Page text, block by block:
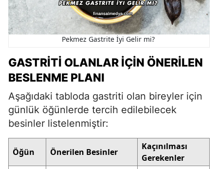
Pekmez Gastrite İyi Gelir mi?
GASTRITI OLANLAR İÇIN ÖNERILEN
BESLENME PLANI
Aşağıdaki tabloda gastriti olan bireyler için
günlük öğünlerde tercih edilebilecek
besinler listelenmiştir:
Öğün Önerilen Besinler
Kaçınılması
Gerekenler